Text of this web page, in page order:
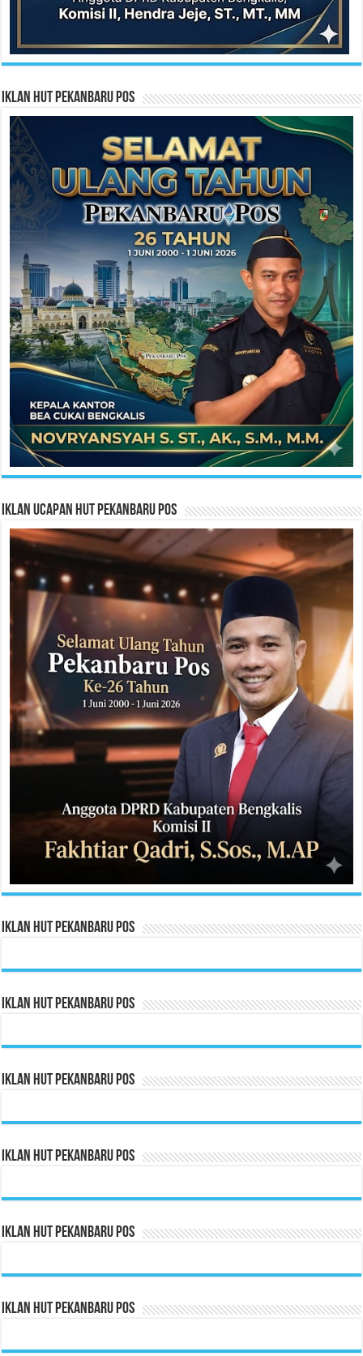
Iklan HUT Pekanbaru Pos
Iklan Ucapan HUT Pekanbaru Pos
Iklan HUT Pekanbaru Pos
Iklan HUT Pekanbaru Pos
Iklan HUT Pekanbaru Pos
Iklan HUT Pekanbaru Pos
Iklan HUT Pekanbaru Pos
Iklan HUT Pekanbaru Pos